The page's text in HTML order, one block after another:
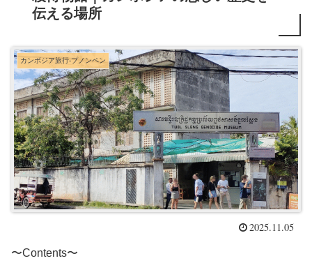
伝える場所
カンボジア旅行-プノンペン
2025.11.05
〜Contents〜